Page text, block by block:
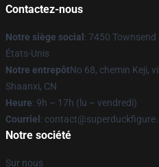
Contactez-nous
Notre siège social : 7450 Townsend
États-Unis
Notre entrepôtNo 68, chemin Keji,
Shaanxi, CN
Heure: 9h – 17h (lu – vendredi)
Courriel :
Notre société
Sur nous